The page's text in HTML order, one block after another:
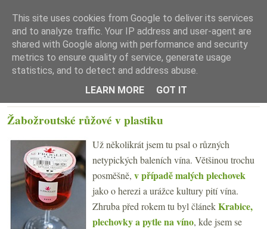
☰ Menu
Žabožroutské růžové v plastiku
Už několikrát jsem tu psal o různých
netypických baleních vína. Většinou trochu
posměšně, v případě malých plechovek
jako o herezi a urážce kultury pití vína.
Zhruba před rokem tu byl článekKrabice,
plechovky a pytle na víno, kde jsem se
This site uses cookies from Google to deliver its services
and to analyze traffic. Your IP address and user-agent are
shared with Google along with performance and security
metrics to ensure quality of service, generate usage
statistics, and to detect and address abuse.
LEARN MORE
GOT IT